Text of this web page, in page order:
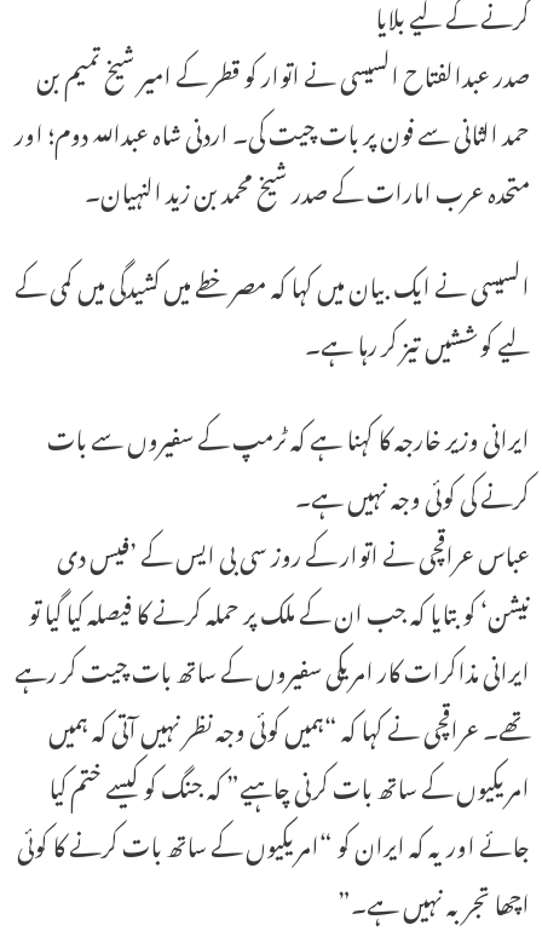
کرنے کے لیے بلایا
صدر عبدالفتاح السیسی نے اتوار کو قطر کے امیر شیخ تمیم بن
حمد الثانی سے فون پر بات چیت کی۔ اردنی شاہ عبداللہ دوم؛ اور
متحدہ عرب امارات کے صدر شیخ محمد بن زید النہیان۔
السیسی نے ایک بیان میں کہا کہ مصر خطے میں کشیدگی میں کمی کے
لیے کوششیں تیز کر رہا ہے۔
ایرانی وزیر خارجہ کا کہنا ہے کہ ٹرمپ کے سفیروں سے بات
کرنے کی کوئی وجہ نہیں ہے۔
عباس عراقچی نے اتوار کے روز سی بی ایس کے ’فیس دی
نیشن‘ کو بتایا کہ جب ان کے ملک پر حملہ کرنے کا فیصلہ کیا گیا تو
ایرانی مذاکرات کار امریکی سفیروں کے ساتھ بات چیت کر رہے
تھے۔ عراقچی نے کہا کہ “ہمیں کوئی وجہ نظر نہیں آتی کہ ہمیں
امریکیوں کے ساتھ بات کرنی چاہیے” کہ جنگ کو کیسے ختم کیا
جائے اور یہ کہ ایران کو “امریکیوں کے ساتھ بات کرنے کا کوئی
اچھا تجربہ نہیں ہے۔”